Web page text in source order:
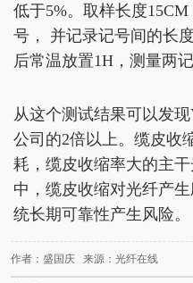
低于5%。取样长度
号， 并记录记号间的长
后常温放置1H，测量两
从这个测试结果可以发
公司的2倍以上。缆皮收
耗，缆皮收缩率大的主
中，缆皮收缩对光纤产
统长期可靠性产生风险。
作者：盛国庆 来源：光纤在线